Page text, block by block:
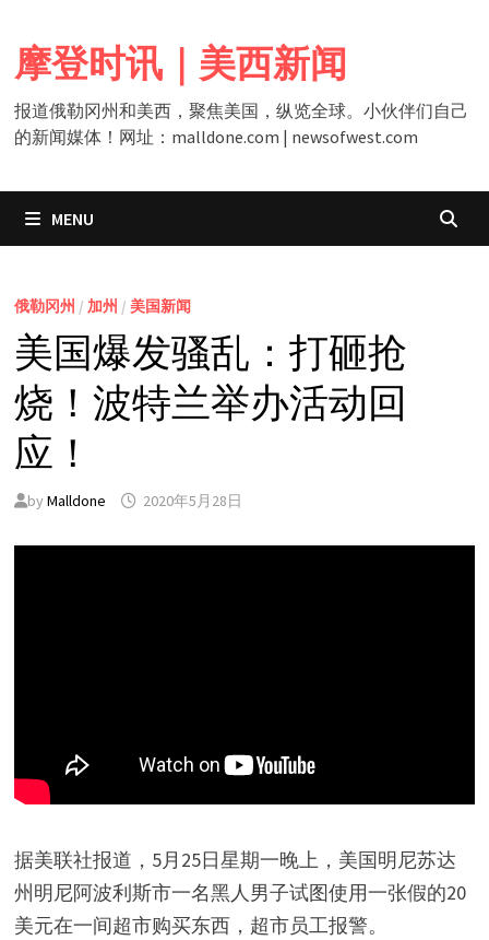
content
摩登时讯｜美西新闻
报道俄勒冈州和美西，聚焦美国，纵览全球。小伙伴们自己
的新闻媒体！网址：malldone.com | newsofwest.com
MENU
俄勒冈州 / 加州 / 美国新闻
美国爆发骚乱：打砸抢
烧！波特兰举办活动回
应！
by Malldone 2020年5月28日
据美联社报道，5月25日星期一晚上，美国明尼苏达
州明尼阿波利斯市一名黑人男子试图使用一张假的20
美元在一间超市购买东西，超市员工报警。